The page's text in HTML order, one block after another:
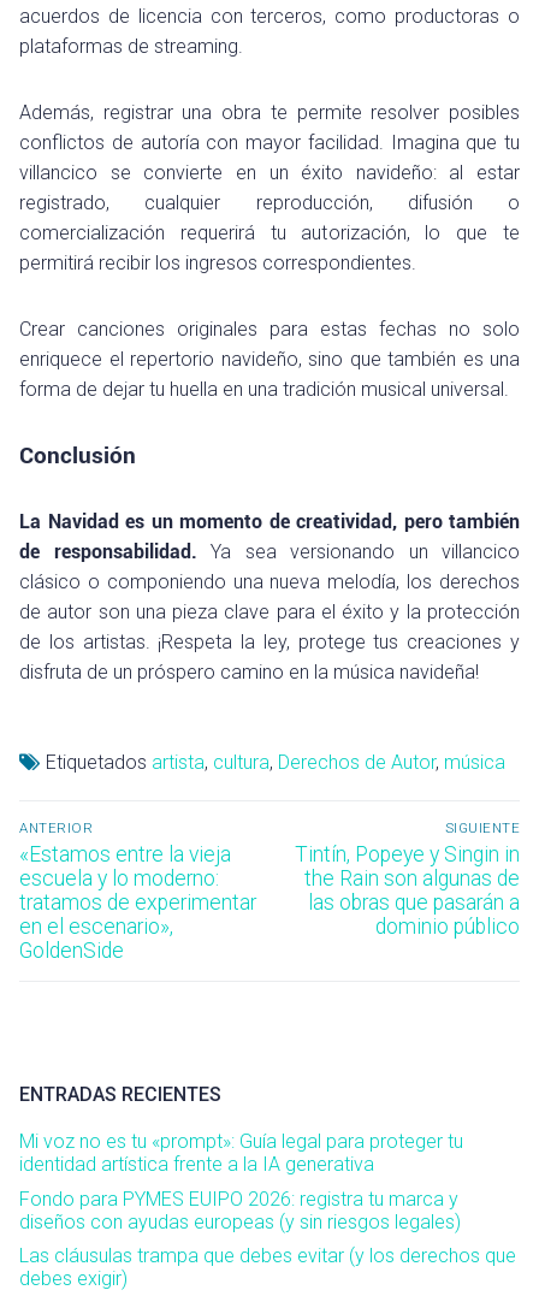
acuerdos de licencia con terceros, como productoras o
plataformas de streaming.
Además, registrar una obra te permite resolver posibles
conflictos de autoría con mayor facilidad. Imagina que tu
villancico se convierte en un éxito navideño: al estar
registrado, cualquier reproducción, difusión o
comercialización requerirá tu autorización, lo que te
permitirá recibir los ingresos correspondientes.
Crear canciones originales para estas fechas no solo
enriquece el repertorio navideño, sino que también es una
forma de dejar tu huella en una tradición musical universal.
Conclusión
La Navidad es un momento de creatividad, pero también
de responsabilidad. Ya sea versionando un villancico
clásico o componiendo una nueva melodía, los derechos
de autor son una pieza clave para el éxito y la protección
de los artistas. ¡Respeta la ley, protege tus creaciones y
disfruta de un próspero camino en la música navideña!
Etiquetados artista, cultura, Derechos de Autor, música
Navegación
de
entradas
ANTERIOR
Entrada
anterior:
«Estamos entre la vieja
escuela y lo moderno:
tratamos de experimentar
en el escenario»,
GoldenSide
SIGUIENTE
Entrada
siguiente:
Tintín, Popeye y Singin in
the Rain son algunas de
las obras que pasarán a
dominio público
ENTRADAS RECIENTES
Mi voz no es tu «prompt»: Guía legal para proteger tu
identidad artística frente a la IA generativa
Fondo para PYMES EUIPO 2026: registra tu marca y
diseños con ayudas europeas (y sin riesgos legales)
Las cláusulas trampa que debes evitar (y los derechos que
debes exigir)